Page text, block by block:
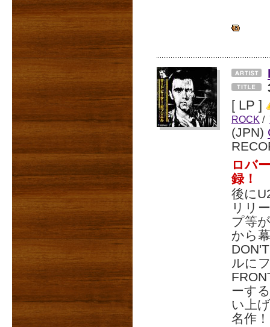
[ LP ]
ROCK /
(JPN)
ロバ
録！
後に
リリ
プ等
から
ルに
ーす
い上
名作！